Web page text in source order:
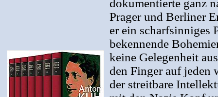
dokumentierte ganz
Prager und Berliner
er ein scharfsinniges
bekennende
keine Gelegenheit
den Finger auf jeden
der streitbare